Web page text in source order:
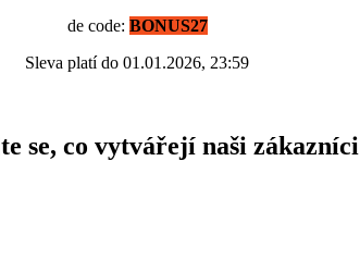
de code: BONUS27
Sleva platí do 01.01.2026, 23:59
se, co vytvářejí naši zákazníci